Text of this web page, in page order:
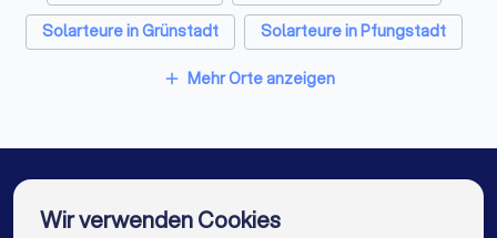
Solarteure in Grünstadt
Solarteure in Pfungstadt
Solarteure in Berlin
Solarteure in Hamburg
Solarteure in Stuttgart
add Mehr Orte anzeigen
Wir verwenden Cookies